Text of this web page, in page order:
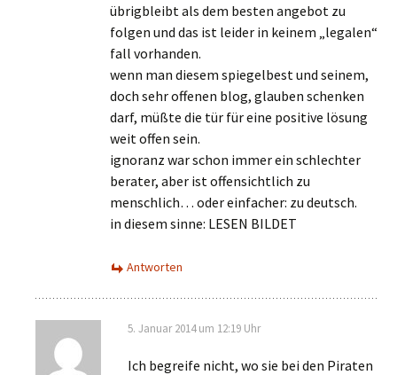
übrigbleibt als dem besten angebot zu
folgen und das ist leider in keinem „legalen“
fall vorhanden.
wenn man diesem spiegelbest und seinem,
doch sehr offenen blog, glauben schenken
darf, müßte die tür für eine positive lösung
weit offen sein.
ignoranz war schon immer ein schlechter
berater, aber ist offensichtlich zu
menschlich… oder einfacher: zu deutsch.
in diesem sinne: LESEN BILDET
Antworten
5. Januar 2014 um 12:19 Uhr
Ich begreife nicht, wo sie bei den Piraten